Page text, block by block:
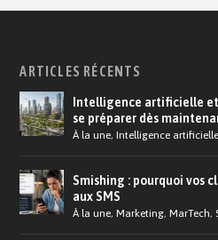
ARTICLES RÉCENTS
Intelligence artificielle
se préparer dès
À la une,Intelligence
Smishing : pourquoi vos
aux SMS
À la une,Marketing,MarTech,